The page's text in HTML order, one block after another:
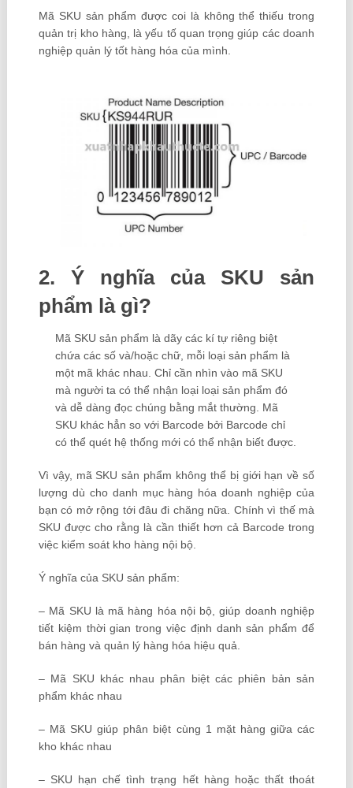
Mã SKU sản phẩm được coi là không thể thiếu trong
quản trị kho hàng, là yếu tố quan trọng giúp các doanh
nghiệp quản lý tốt hàng hóa của mình.
2. Ý nghĩa của SKU sản
phẩm là gì?
Mã SKU sản phẩm là dãy các kí tự riêng biệt
chứa các số và/hoặc chữ, mỗi loại sản phẩm là
một mã khác nhau. Chỉ cần nhìn vào mã SKU
mà người ta có thể nhận loại loại sản phẩm đó
và dễ dàng đọc chúng bằng mắt thường. Mã
SKU khác hẳn so với Barcode bởi Barcode chỉ
có thể quét hệ thống mới có thể nhận biết được.
Vì vậy, mã SKU sản phẩm không thể bị giới hạn về số
lượng dù cho danh mục hàng hóa doanh nghiệp của
bạn có mở rộng tới đâu đi chăng nữa. Chính vì thế mà
SKU được cho rằng là cần thiết hơn cả Barcode trong
việc kiểm soát kho hàng nội bộ.
Ý nghĩa của SKU sản phẩm:
– Mã SKU là mã hàng hóa nội bộ, giúp doanh nghiệp
tiết kiệm thời gian trong việc định danh sản phẩm để
bán hàng và quản lý hàng hóa hiệu quả.
– Mã SKU khác nhau phân biệt các phiên bản sản
phẩm khác nhau
– Mã SKU giúp phân biệt cùng 1 mặt hàng giữa các
kho khác nhau
– SKU hạn chế tình trạng hết hàng hoặc thất thoát